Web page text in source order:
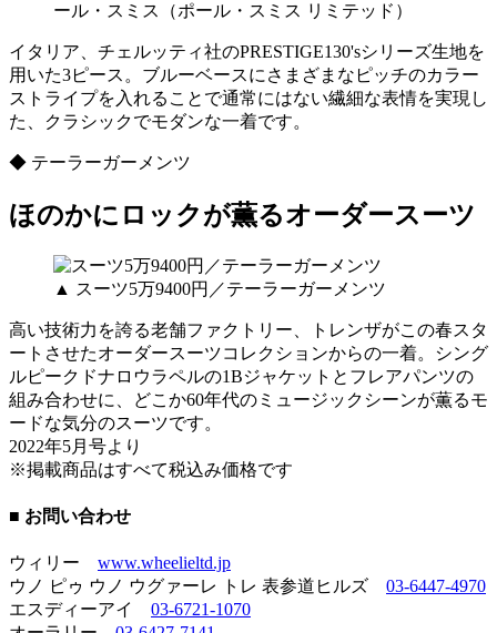
ール・スミス（ポール・スミス リミテッド）
イタリア、チェルッティ社のPRESTIGE130'sシリーズ生地を
用いた3ピース。ブルーベースにさまざまなピッチのカラー
ストライプを入れることで通常にはない繊細な表情を実現し
た、クラシックでモダンな一着です。
◆ テーラーガーメンツ
ほのかにロックが薫るオーダースーツ
▲ スーツ5万9400円／テーラーガーメンツ
高い技術力を誇る老舗ファクトリー、トレンザがこの春スタ
ートさせたオーダースーツコレクションからの一着。シング
ルピークドナロウラペルの1Bジャケットとフレアパンツの
組み合わせに、どこか60年代のミュージックシーンが薫るモ
ードな気分のスーツです。
2022年5月号より
※掲載商品はすべて税込み価格です
■ お問い合わせ
ウィリー www.wheelieltd.jp
ウノ ピゥ ウノ ウグァーレ トレ 表参道ヒルズ 03-6447-4970
エスディーアイ 03-6721-1070